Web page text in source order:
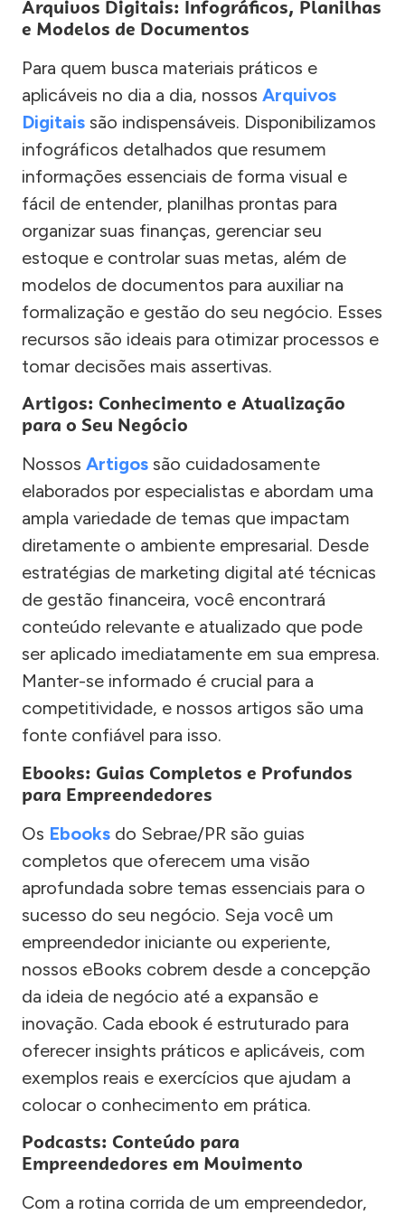
Arquivos Digitais: Infográficos, Planilhas
e Modelos de Documentos
Para quem busca materiais práticos e
aplicáveis no dia a dia, nossos Arquivos
Digitais são indispensáveis. Disponibilizamos
infográficos detalhados que resumem
informações essenciais de forma visual e
fácil de entender, planilhas prontas para
organizar suas finanças, gerenciar seu
estoque e controlar suas metas, além de
modelos de documentos para auxiliar na
formalização e gestão do seu negócio. Esses
recursos são ideais para otimizar processos e
tomar decisões mais assertivas.
Artigos: Conhecimento e Atualização
para o Seu Negócio
Nossos Artigos são cuidadosamente
elaborados por especialistas e abordam uma
ampla variedade de temas que impactam
diretamente o ambiente empresarial. Desde
estratégias de marketing digital até técnicas
de gestão financeira, você encontrará
conteúdo relevante e atualizado que pode
ser aplicado imediatamente em sua empresa.
Manter-se informado é crucial para a
competitividade, e nossos artigos são uma
fonte confiável para isso.
Ebooks: Guias Completos e Profundos
para Empreendedores
Os Ebooks do Sebrae/PR são guias
completos que oferecem uma visão
aprofundada sobre temas essenciais para o
sucesso do seu negócio. Seja você um
empreendedor iniciante ou experiente,
nossos eBooks cobrem desde a concepção
da ideia de negócio até a expansão e
inovação. Cada ebook é estruturado para
oferecer insights práticos e aplicáveis, com
exemplos reais e exercícios que ajudam a
colocar o conhecimento em prática.
Podcasts: Conteúdo para
Empreendedores em Movimento
Com a rotina corrida de um empreendedor,